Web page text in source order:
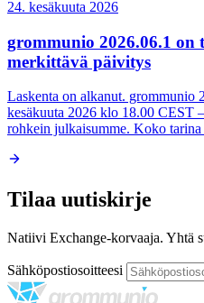
24. kesäkuuta 2026
grommunio 2026.06.1 on
merkittävä päivitys
Laskenta on alkanut. grommunio
kesäkuuta 2026 klo 18.00 CEST
rohkein julkaisumme. Koko tarina
Tilaa uutiskirje
Natiivi Exchange-korvaaja. Yhtä
Sähköpostiosoitteesi